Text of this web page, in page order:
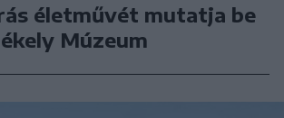
életművét mutatja be
Múzeum